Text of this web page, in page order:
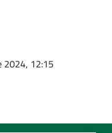
2024, 12:15